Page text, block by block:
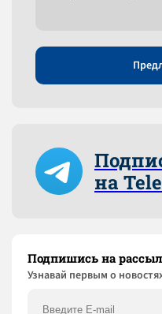
на
Подпишись на
Узнaвай первым о